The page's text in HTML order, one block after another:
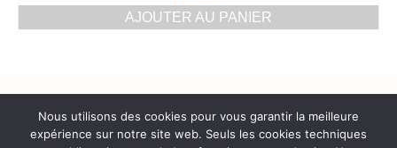
AJOUTER AU PANIER
Rechercher :
Nous utilisons des cookies pour vous garantir la meilleure
expérience sur notre site web. Seuls les cookies techniques